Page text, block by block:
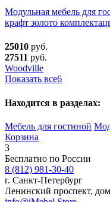
Модульная мебель для
крафт золото
25010 руб.
27511 руб.
Woodville
Показать все6
Находится в разделах:
Мебель для гостиной
Корзина
3
Бесплатно по России
8 (812) 981-30-40
г. Санкт-Петербург
Ленинский проспект,